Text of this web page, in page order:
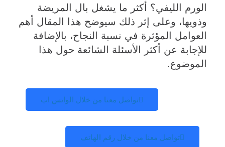
الورم الليفي؟ أكثر ما يشغل بال المريضة
وذويها، وعلى إثر ذلك سيوضح هذا المقال أهم
العوامل المؤثرة في نسبة النجاح، بالإضافة
للإجابة عن أكثر الأسئلة الشائعة حول هذا
الموضوع.
تواصل معنا من خلال الواتس اب
تواصل معنا من خلال رقم الهاتف